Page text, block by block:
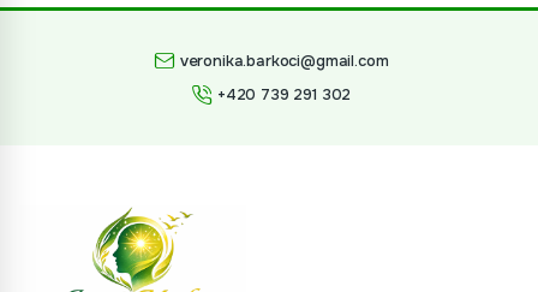
veronika.barkoci@gmail.com
+420 739 291 302